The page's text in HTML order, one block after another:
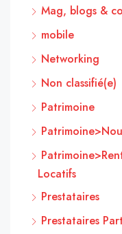
Mag, blogs &
mobile
Networking
Non classifié(e)
Patrimoine
Locatifs
Prestataires
Prestataires